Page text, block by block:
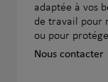
adaptée à vos
de travail pour
ou pour
Nous contacter